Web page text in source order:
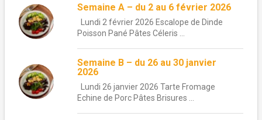
Semaine A – du 2 au 6 février 2026
Lundi 2 février 2026 Escalope de Dinde
Poisson Pané Pâtes Céleris ...
Semaine B – du 26 au 30 janvier
2026
Lundi 26 janvier 2026 Tarte Fromage
Echine de Porc Pâtes Brisures ...